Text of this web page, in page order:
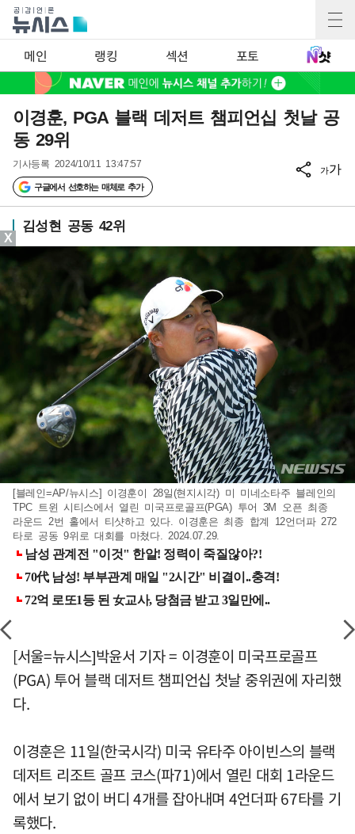
메인 랭킹 섹션 포토
이경훈, PGA 블랙 데저트 챔피언십 첫날 공
동 29위
기사등록 2024/10/11 13:47:57
구글에서 선호하는 매체로 추가
가가
김성현 공동 42위
[블레인=AP/뉴시스] 이경훈이 28일(현지시각) 미 미네소타주 블레인의
TPC 트윈 시티스에서 열린 미국프로골프(PGA) 투어 3M 오픈 최종
라운드 2번 홀에서 티샷하고 있다. 이경훈은 최종 합계 12언더파 272
타로 공동 9위로 대회를 마쳤다. 2024.07.29.
[서울=뉴시스]박윤서 기자 = 이경훈이 미국프로골프
(PGA) 투어 블랙 데저트 챔피언십 첫날 중위권에 자리했
다.
이경훈은 11일(한국시각) 미국 유타주 아이빈스의 블랙
데저트 리조트 골프 코스(파71)에서 열린 대회 1라운드
에서 보기 없이 버디 4개를 잡아내며 4언더파 67타를 기
록했다.
X